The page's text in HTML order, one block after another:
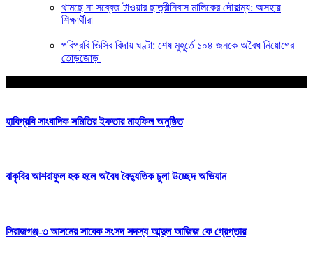
থামছে না সব্বেজ টাওয়ার ছাত্রীনিবাস মালিকের দৌরাত্ম্য: অসহায়
শিক্ষার্থীরা
পবিপ্রবি ভিসির বিদায় ঘণ্টা: শেষ মুহূর্তে ১০৪ জনকে অবৈধ নিয়োগের
তোড়জোড়
হাবিপ্রবি সাংবাদিক সমিতির ইফতার মাহফিল অনুষ্ঠিত
বাকৃবির আশরাফুল হক হলে অবৈধ বৈদ্যুতিক চুলা উচ্ছেদ অভিযান
সিরাজগঞ্জ-৩ আসনের সাবেক সংসদ সদস্য আব্দুল আজিজ কে গ্রেপ্তার